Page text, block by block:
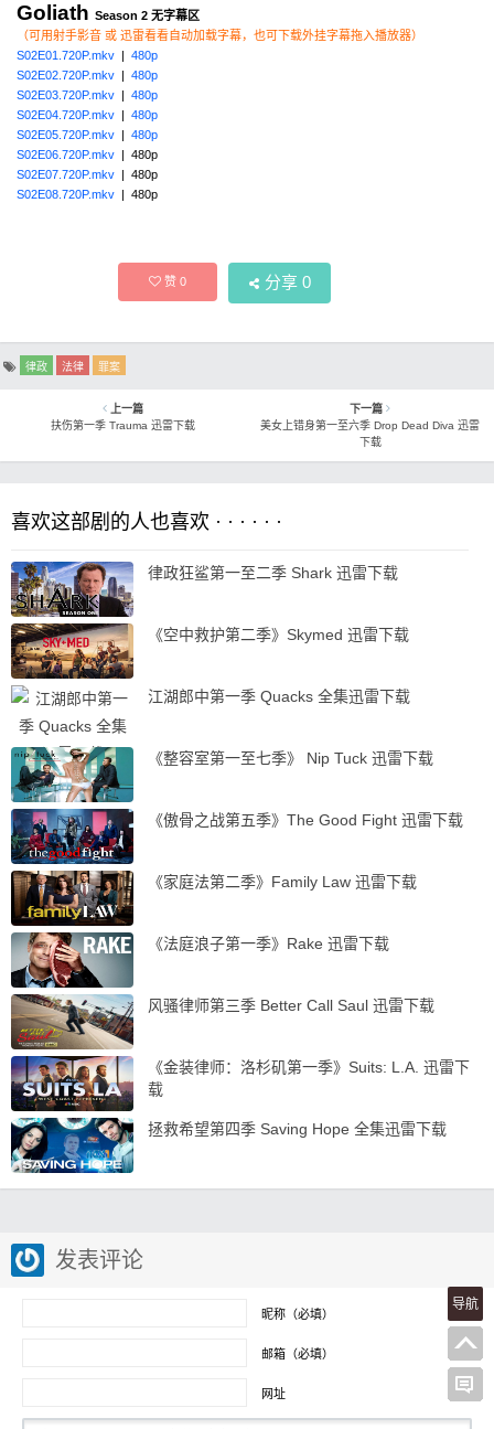
Goliath Season 2 无字幕区
（可用射手影音 或 迅雷看看自动加载字幕，也可下载外挂字幕拖入播放器）
S02E01.720P.mkv | 480p
S02E02.720P.mkv | 480p
S02E03.720P.mkv | 480p
S02E04.720P.mkv | 480p
S02E05.720P.mkv | 480p
S02E06.720P.mkv | 480p
S02E07.720P.mkv | 480p
S02E08.720P.mkv | 480p
赞0 分享 0
律政 法律 罪案
上一篇
扶伤第一季 Trauma 迅雷下载
下一篇
美女上错身第一至六季 Drop Dead Diva 迅雷
下载
喜欢这部剧的人也喜欢 · · · · · ·
律政狂鲨第一至二季 Shark 迅雷下载
《空中救护第二季》Skymed 迅雷下载
江湖郎中第一季 Quacks 全集迅雷下载
《整容室第一至七季》 Nip Tuck 迅雷下载
《傲骨之战第五季》The Good Fight 迅雷下载
《家庭法第二季》Family Law 迅雷下载
《法庭浪子第一季》Rake 迅雷下载
风骚律师第三季 Better Call Saul 迅雷下载
《金装律师：洛杉矶第一季》Suits: L.A. 迅雷下
载
拯救希望第四季 Saving Hope 全集迅雷下载
发表评论
昵称（必填）
邮箱（必填）
网址
导航